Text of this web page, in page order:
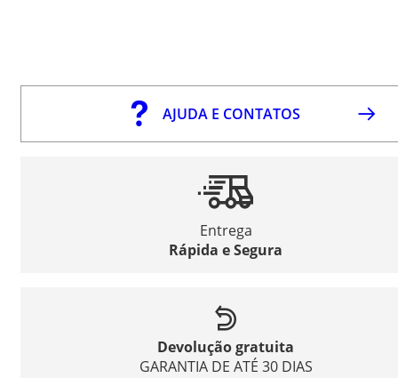
AJUDA E CONTATOS
Entrega
Rápida e Segura
Devolução gratuita
GARANTIA DE ATÉ 30 DIAS